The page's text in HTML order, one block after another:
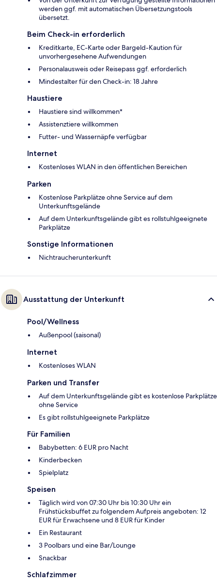
werden ggf. mit automatischen Übersetzungstools
übersetzt.
Beim Check-in erforderlich
Kreditkarte, EC-Karte oder Bargeld-Kaution für
unvorhergesehene Aufwendungen
Personalausweis oder Reisepass ggf. erforderlich
Mindestalter für den Check-in: 18 Jahre
Haustiere
Haustiere sind willkommen*
Assistenztiere willkommen
Futter- und Wassernäpfe verfügbar
Internet
Kostenloses WLAN in den öffentlichen Bereichen
Parken
Kostenlose Parkplätze ohne Service auf dem
Unterkunftsgelände
Auf dem Unterkunftsgelände gibt es rollstuhlgeeignete
Parkplätze
Sonstige Informationen
Nichtraucherunterkunft
Ausstattung der Unterkunft
Pool/Wellness
Außenpool (saisonal)
Internet
Kostenloses WLAN
Parken und Transfer
Auf dem Unterkunftsgelände gibt es kostenlose Parkplätze
ohne Service
Es gibt rollstuhlgeeignete Parkplätze
Für Familien
Babybetten: 6 EUR pro Nacht
Kinderbecken
Spielplatz
Speisen
Täglich wird von 07:30 Uhr bis 10:30 Uhr ein
Frühstücksbuffet zu folgendem Aufpreis angeboten: 12
EUR für Erwachsene und 8 EUR für Kinder
Ein Restaurant
3 Poolbars und eine Bar/Lounge
Snackbar
Schlafzimmer